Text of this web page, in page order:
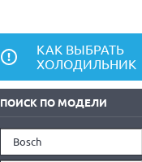
КАК ВЫБРАТЬ
ХОЛОДИЛЬНИК
ПОИСК ПО МОДЕЛИ
Bosch